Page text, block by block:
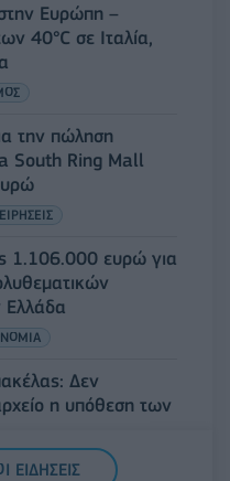
Ευρώπη –
40°C σε Ιταλία,
την πώληση
South Ring Mall
1.106.000 ευρώ για
Ελλάδα
Δεν
η υπόθεση των
ΕΙΔΗΣΕΙΣ